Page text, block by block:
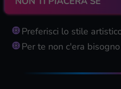
Preferisci lo stile
Per te non c'era